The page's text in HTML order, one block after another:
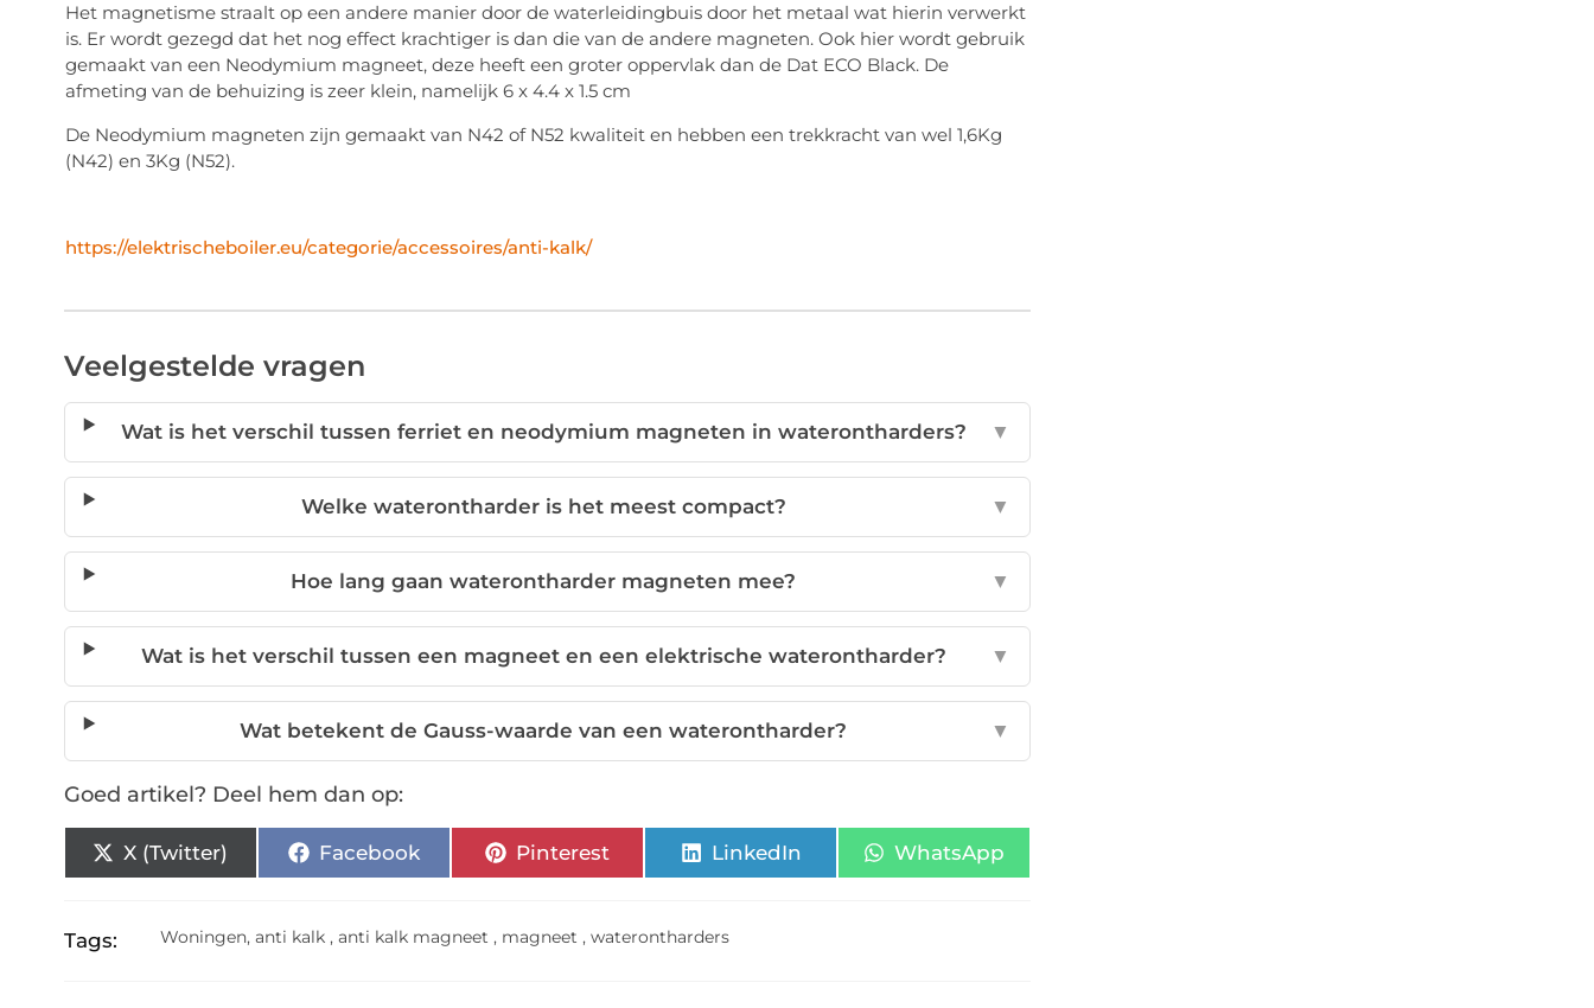
Het magnetisme straalt op een andere manier door de waterleidingbuis door het metaal wat hierin verwerkt
is. Er wordt gezegd dat het nog effect krachtiger is dan die van de andere magneten. Ook hier wordt gebruik
gemaakt van een Neodymium magneet, deze heeft een groter oppervlak dan de Dat ECO Black. De
afmeting van de behuizing is zeer klein, namelijk 6 x 4.4 x 1.5 cm
De Neodymium magneten zijn gemaakt van N42 of N52 kwaliteit en hebben een trekkracht van wel 1,6Kg
(N42) en 3Kg (N52).
https://elektrischeboiler.eu/categorie/accessoires/anti-kalk/
Veelgestelde vragen
Wat is het verschil tussen ferriet en neodymium magneten in waterontharders? ▼
Welke waterontharder is het meest compact? ▼
Hoe lang gaan waterontharder magneten mee? ▼
Wat is het verschil tussen een magneet en een elektrische waterontharder? ▼
Wat betekent de Gauss-waarde van een waterontharder? ▼
Goed artikel? Deel hem dan op:
X (Twitter) Facebook Pinterest LinkedIn WhatsApp
Tags: Woningen,anti kalk ,anti kalk magneet , magneet ,waterontharders